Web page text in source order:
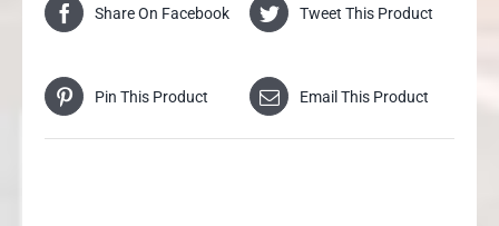
Share On Facebook Tweet This Product
Pin This Product Email This Product